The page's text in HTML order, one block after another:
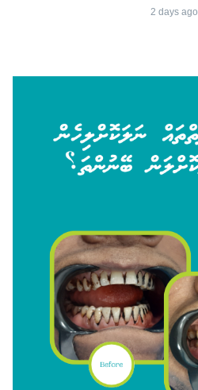
2 days ago